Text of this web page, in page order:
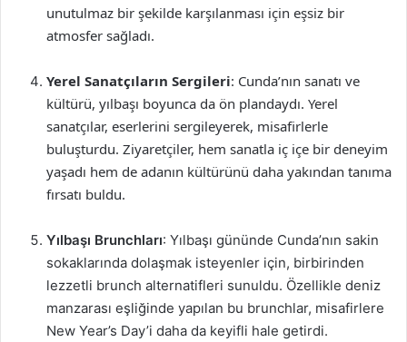
unutulmaz bir şekilde karşılanması için eşsiz bir
atmosfer sağladı.
Yerel Sanatçıların Sergileri: Cunda’nın sanatı ve
kültürü, yılbaşı boyunca da ön plandaydı. Yerel
sanatçılar, eserlerini sergileyerek, misafirlerle
buluşturdu. Ziyaretçiler, hem sanatla iç içe bir deneyim
yaşadı hem de adanın kültürünü daha yakından tanıma
fırsatı buldu.
Yılbaşı Brunchları: Yılbaşı gününde Cunda’nın sakin
sokaklarında dolaşmak isteyenler için, birbirinden
lezzetli brunch alternatifleri sunuldu. Özellikle deniz
manzarası eşliğinde yapılan bu brunchlar, misafirlere
New Year’s Day’i daha da keyifli hale getirdi.